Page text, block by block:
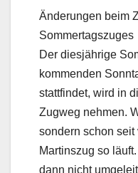
Änderungen beim
Sommertagszuges
Der diesjährige
kommenden
stattfindet, wird in
Zugweg nehmen.
sondern schon
Martinszug so
dann nicht